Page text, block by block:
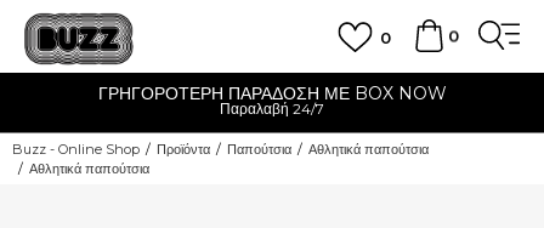
0
0
ΓΡΗΓΟΡΟΤΕΡΗ ΠΑΡΑΔΟΣΗ ΜΕ BOX NOW
Παραλαβή 24/7
Buzz - Online Shop Προϊόντα Παπούτσια
Αθλητικά παπούτσια
Αθλητικά παπούτσια